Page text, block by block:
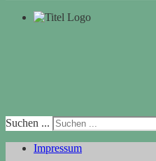
Suchen ...
Impressum